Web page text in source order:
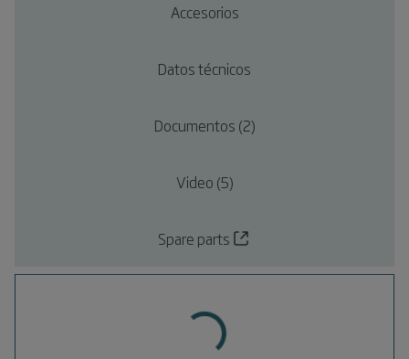
Accesorios
Datos técnicos
Documentos (2)
Video (5)
Spare parts